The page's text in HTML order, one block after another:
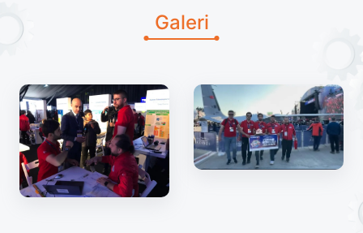
Galeri